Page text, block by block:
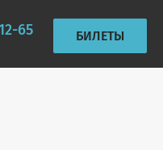
65 БИЛЕТЫ